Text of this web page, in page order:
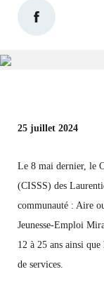
25 juillet 2024
Le 8 mai dernier, le
(CISSS) des
communauté : Aire
Jeunesse-Emploi
12 à 25 ans ainsi
de services.